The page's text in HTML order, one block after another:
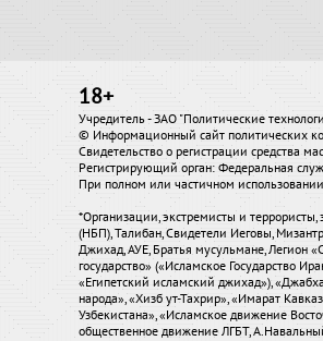
18+
Учредитель - ЗАО "Политические
© Информационный сайт политических
Свидетельство о регистрации средства
Регистрирующий орган: Федеральная
При полном или частичном
*Организации, экстремисты и
(НБП), Талибан, Свидетели Иеговы,
Джихад, АУЕ, Братья мусульмане, Легион
государство» («Исламское Государство
«Египетский исламский джихад»),
народа», «Хизб ут-Тахрир», «Имарат
Узбекистана», «Исламское движение
общественное движение ЛГБТ,